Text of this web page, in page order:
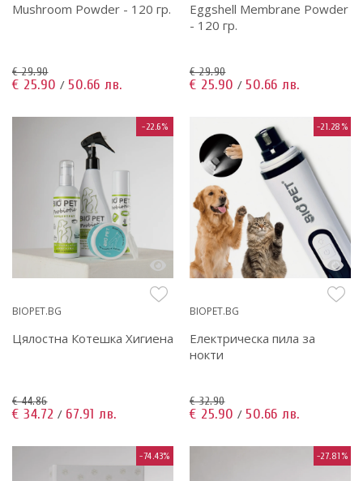
Mushroom Powder - 120 гр.
€ 29.90
€ 25.90 / 50.66 лв.
Eggshell Membrane Powder
- 120 гр.
€ 29.90
€ 25.90 / 50.66 лв.
-22.6%
BIOPET.BG
Цялостна Котешка Хигиена
€ 44.86
€ 34.72 / 67.91 лв.
-21.28%
BIOPET.BG
Електрическа пила за
нокти
€ 32.90
€ 25.90 / 50.66 лв.
-74.43% -27.81%